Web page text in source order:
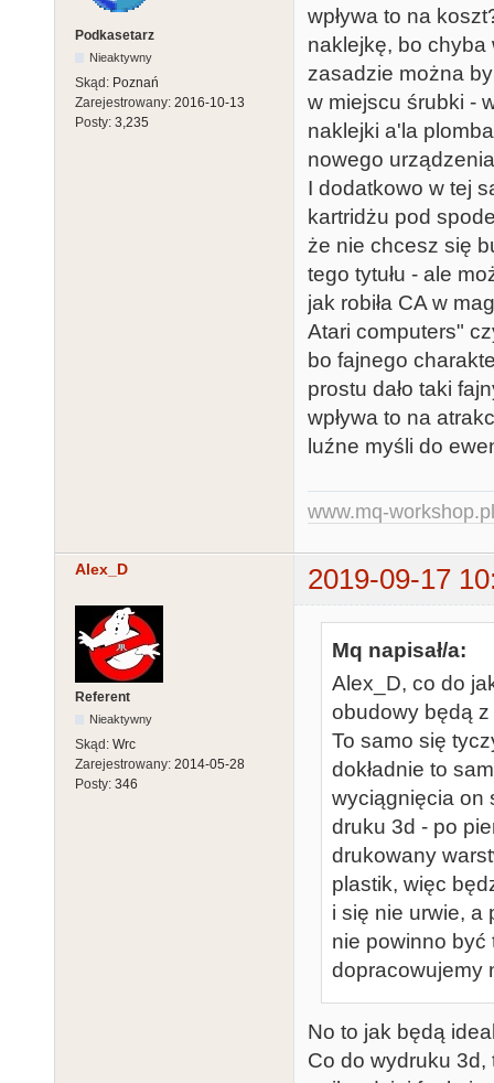
Podkasetarz
Nieaktywny
Skąd: Poznań
Zarejestrowany: 2016-10-13
Posty: 3,235
wpływa to na
naklejkę, bo chyba
zasadzie można
w miejscu śrubki -
naklejki a'la
nowego
I dodatkowo w tej
kartridżu pod
że nie chcesz się
tego tytułu - ale
jak robiła CA w
Atari computers"
bo fajnego
prostu dało taki
wpływa to na
luźne myśli do
www.mq-workshop.pl
Alex_D 2019-09-17
Referent
Nieaktywny
Skąd: Wrc
Zarejestrowany: 2014-05-28
Posty: 346
Mq napisał/a:
Alex_D, co do
obudowy będą
To samo się
dokładnie to
wyciągnięcia on
druku 3d - po
drukowany
plastik, więc
i się nie urwie, a
nie powinno być
dopracowujemy
No to jak będą
Co do wydruku